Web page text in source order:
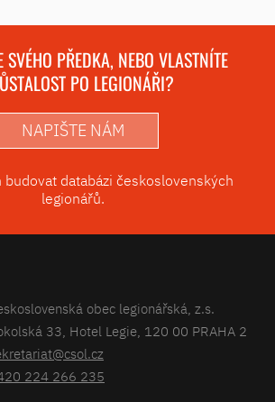
SVÉHO PŘEDKA, NEBO VLASTNÍTE
PO LEGIONÁŘI?
NAPIŠTE NÁM
budovat databázi československých
legionářů.
obec legionářská, z.s.
33, Hotel Legie, 120 00 PRAHA 2
224 266 235